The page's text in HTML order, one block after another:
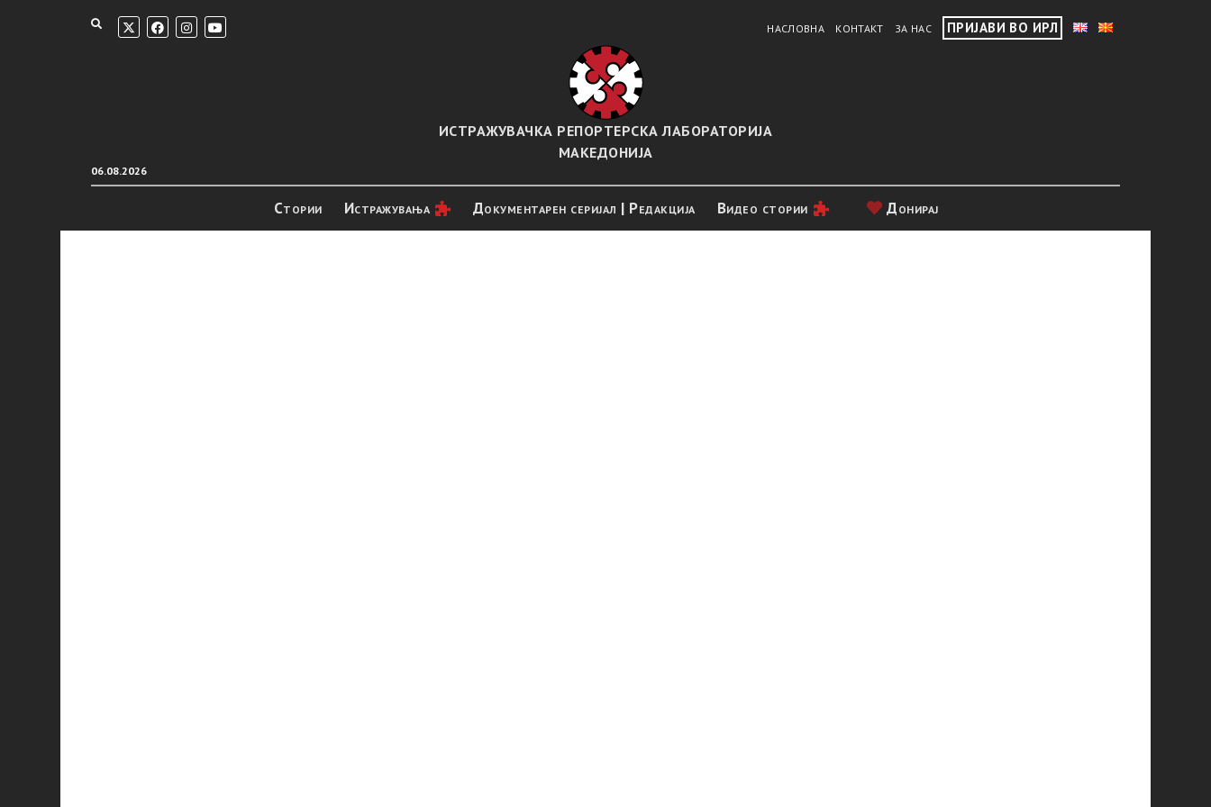
НАСЛОВНА КОНТАКТ ЗА НАС ПРИЈАВИ ВО ИРЛ
06.08.2026
ИСТРАЖУВАЧКА РЕПОРТЕРСКА ЛАБОРАТОРИЈА
МАКЕДОНИЈА
Стории Истражувањa Документарен серијал | Редакција Видео стории Донирај